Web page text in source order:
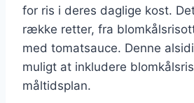
for ris i deres daglige kost.
række retter, fra
med tomatsauce. Denne
muligt at inkludere
måltidsplan.